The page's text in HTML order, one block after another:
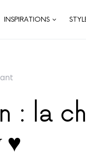
INSPIRATIONS
: la
♥